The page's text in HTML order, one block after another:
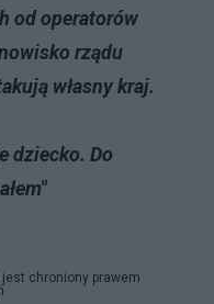
od operatorów
rządu
własny kraj.
dziecko. Do
jest chroniony prawem